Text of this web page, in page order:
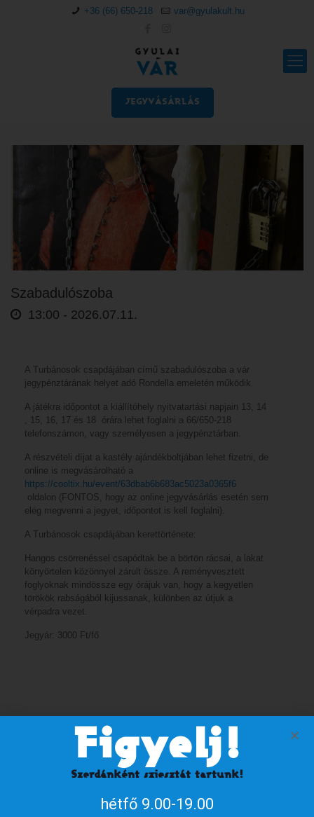
+36 (66) 650-218 var@gyulakult.hu
JEGYVÁSÁRLÁS
Szabadulószoba
13:00 - 2026.07.11.
A Turbánosok csapdájában című szabadulószoba a vár
jegypénztárának helyet adó Rondella emeletén működik.
A játékra időpontot a kiállítóhely nyitvatartási napjain 13, 14
, 15, 16, 17 és 18 órára lehet foglalni a 66/650-218
telefonszámon, vagy személyesen a jegypénztárban.
A részvételi díjat a kastély ajándékboltjában lehet fizetni, de
online is megvásárolható a
https://cooltix.hu/event/63dbab6b683ac5023a0365f6
oldalon (FONTOS, hogy az online jegyvásárlás esetén sem
elég megvenni a jegyet, időpontot is kell foglalni).
A Turbánosok csapdájában kerettörténete:
Hangos csörrenéssel csapódtak be a börtön rácsai, a lakat
könyörtelen közönnyel zárult össze. A reményvesztett
foglyoknak mindössze egy órájuk van, hogy a kegyetlen
törökök rabságából kijussanak, különben az útjuk a
vérpadra vezet.
Jegyár: 3000 Ft/fő
Naptárhoz adom
iCalendar / Outlook Google naptár
Figyelj!
Szerdánként sziesztát tartunk!
hétfő 9.00-19.00